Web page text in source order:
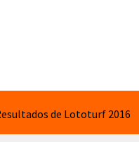
de Lototurf 2016